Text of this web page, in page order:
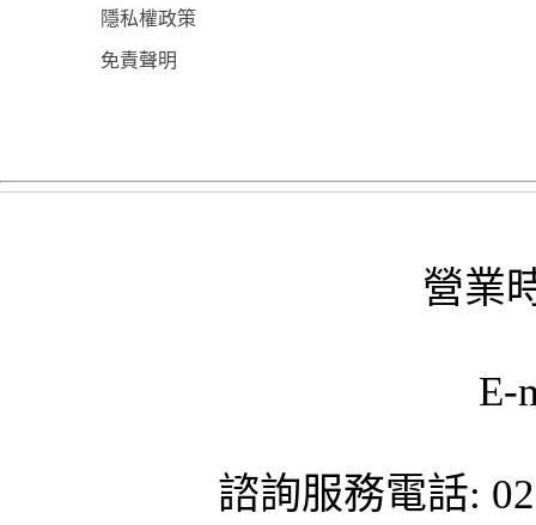
隱私權政策
免責聲明
營業
E-
諮詢服務電話: